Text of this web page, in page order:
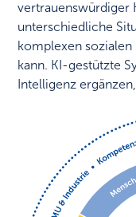
vertrauenswürdiger
unterschiedliche
komplexen
kann. KI-gestützte
Intelligenz